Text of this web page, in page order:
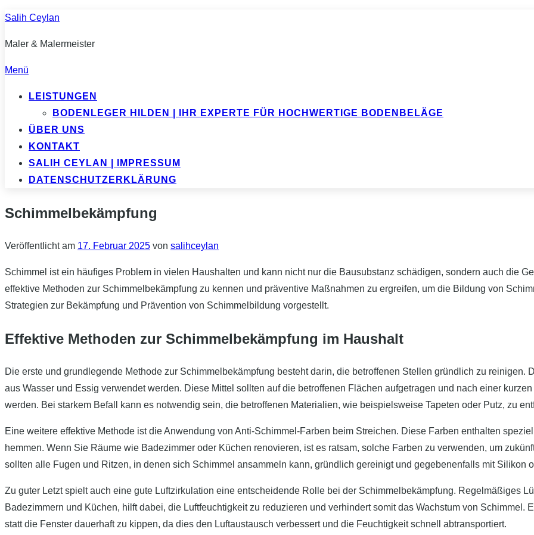
Zum
springen
Salih Ceylan
Maler & Malermeister
Menü
LEISTUNGEN
BODENLEGER HILDEN | IHR EXPERTE FÜR HOCHWERTIGE BODENBELÄGE
ÜBER UNS
KONTAKT
SALIH CEYLAN | IMPRESSUM
DATENSCHUTZERKLÄRUNG
Schimmelbekämpfung
Veröffentlicht am 17. Februar 2025 von salihceylan
Schimmel ist ein häufiges Problem in vielen Haushalten und kann nicht nur die Bausubstanz schädigen, sondern auch die
effektive Methoden zur Schimmelbekämpfung zu kennen und präventive Maßnahmen zu ergreifen, um die Bildung von
Strategien zur Bekämpfung und Prävention von Schimmelbildung vorgestellt.
Effektive Methoden zur Schimmelbekämpfung im Haushalt
Die erste und grundlegende Methode zur Schimmelbekämpfung besteht darin, die betroffenen Stellen gründlich zu
aus Wasser und Essig verwendet werden. Diese Mittel sollten auf die betroffenen Flächen aufgetragen und nach einer
werden. Bei starkem Befall kann es notwendig sein, die betroffenen Materialien, wie beispielsweise Tapeten oder Putz, zu
Eine weitere effektive Methode ist die Anwendung von Anti-Schimmel-Farben beim Streichen. Diese Farben enthalten
hemmen. Wenn Sie Räume wie Badezimmer oder Küchen renovieren, ist es ratsam, solche Farben zu verwenden, um
sollten alle Fugen und Ritzen, in denen sich Schimmel ansammeln kann, gründlich gereinigt und gegebenenfalls mit Silikon
Zu guter Letzt spielt auch eine gute Luftzirkulation eine entscheidende Rolle bei der Schimmelbekämpfung. Regelmäßiges
Badezimmern und Küchen, hilft dabei, die Luftfeuchtigkeit zu reduzieren und verhindert somit das Wachstum von Schimmel.
statt die Fenster dauerhaft zu kippen, da dies den Luftaustausch verbessert und die Feuchtigkeit schnell abtransportiert.